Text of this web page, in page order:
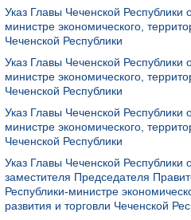
Указ Главы Чеченской
министре экономического,
Чеченской Республики
Указ Главы Чеченской
министре экономического,
Чеченской Республики
Указ Главы Чеченской
министре экономического,
Чеченской Республики
Указ Главы Чеченской
заместителя Председателя
Республики-министре
развития и торговли Чеченской